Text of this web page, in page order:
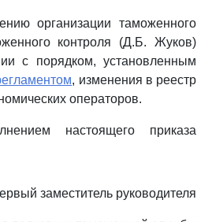
организации таможенного
контроля (Д.Б. Жуков)
с порядком, установленным
, изменения в реестр
операторов.
настоящего приказа
заместитель руководителя